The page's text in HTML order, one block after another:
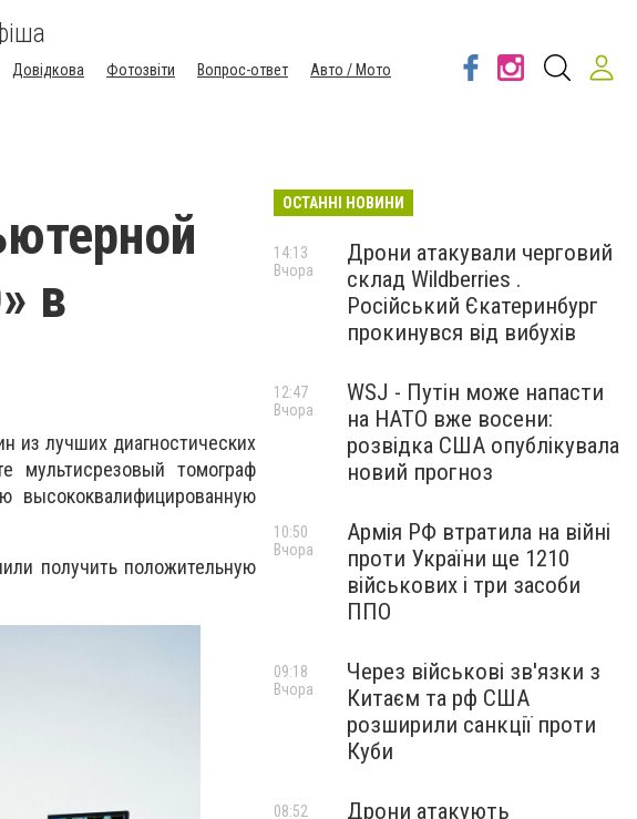
Довідкова Фотозвіти Вопрос-ответ
Авто / Мото
в
из лучших диагностических
мультисрезовый томограф
высококвалифицированную
получить положительную
ОСТАННІ НОВИНИ
Дрони атакували черговий
склад Wildberries .
Російський Єкатеринбург
прокинувся від вибухів
14:13
Вчора
WSJ - Путін може напасти
на НАТО вже восени:
розвідка США опублікувала
новий прогноз
12:47
Вчора
Армія РФ втратила на війні
проти України ще 1210
військових і три засоби
ППО
10:50
Вчора
Через військові зв'язки з
Китаєм та рф США
розширили санкції проти
Куби
09:18
Вчора
Дрони атакують
08:52